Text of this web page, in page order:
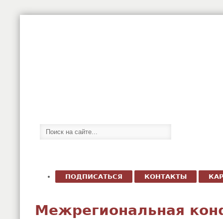
ПОДПИСАТЬСЯ КОНТАКТЫ
Межрегиональная